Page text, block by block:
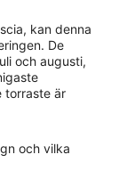
kan denna
De
och augusti,
torraste är
och vilka